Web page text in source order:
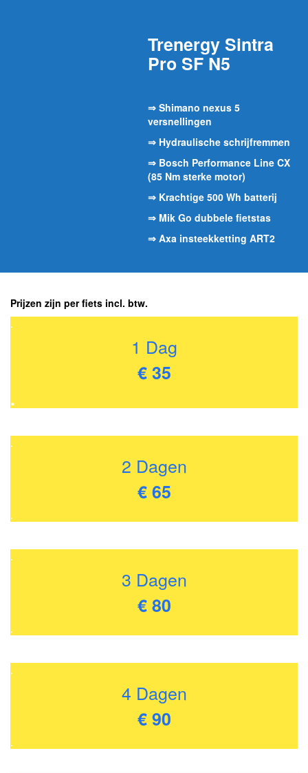
Trenergy Sintra
Pro SF N5
⇒ Shimano nexus 5
versnellingen
⇒ Hydraulische schrijfremmen
⇒ Bosch Performance Line CX
(85 Nm sterke motor)
⇒ Krachtige 500 Wh batterij
⇒ Mik Go dubbele fietstas
⇒ Axa insteekketting ART2
Prijzen zijn per fiets incl. btw.
.
1 Dag
€ 35
.
.
2 Dagen
€ 65
.
.
3 Dagen
€ 80
.
.
4 Dagen
€ 90
.